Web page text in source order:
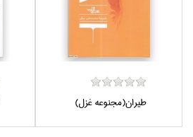
طيران(مجنوعه غزل)